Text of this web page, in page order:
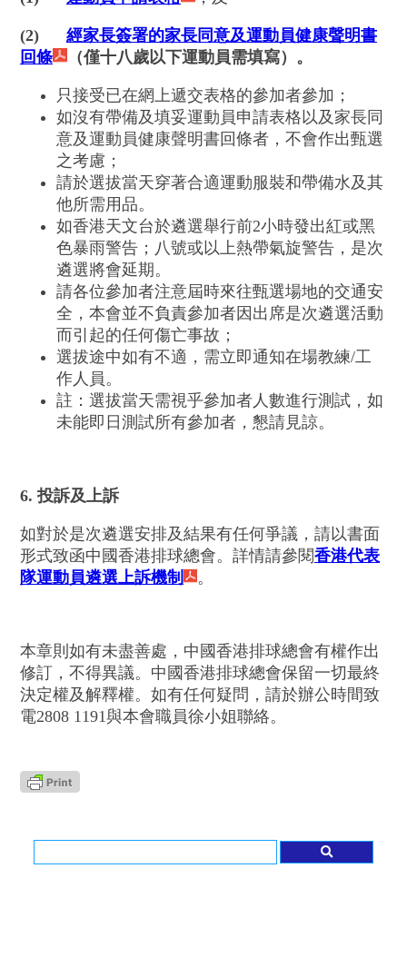
(2) 經家長簽署的家長同意及運動員健康聲明書
回條
（僅十八歲以下運動員需填寫）。
只接受已在網上遞交表格的參加者參加；
如沒有帶備及填妥運動員申請表格以及家長同
意及運動員健康聲明書回條者，不會作出甄選
之考慮；
請於選拔當天穿著合適運動服裝和帶備水及其
他所需用品。
如香港天文台於遴選舉行前2小時發出紅或黑
色暴雨警告；八號或以上熱帶氣旋警告，是次
遴選將會延期。
請各位參加者注意屆時來往甄選場地的交通安
全，本會並不負責參加者因出席是次遴選活動
而引起的任何傷亡事故；
選拔途中如有不適，需立即通知在場教練/工
作人員。
註：選拔當天需視乎參加者人數進行測試，如
未能即日測試所有參加者，懇請見諒。
6. 投訴及上訴
如對於是次遴選安排及結果有任何爭議，請以書面
形式致函中國香港排球總會。詳情請參閱香港代表
隊運動員遴選上訴機制
。
本章則如有未盡善處，中國香港排球總會有權作出
修訂，不得異議。中國香港排球總會保留一切最終
決定權及解釋權。如有任何疑問，請於辦公時間致
電2808 1191與本會職員徐小姐聯絡。